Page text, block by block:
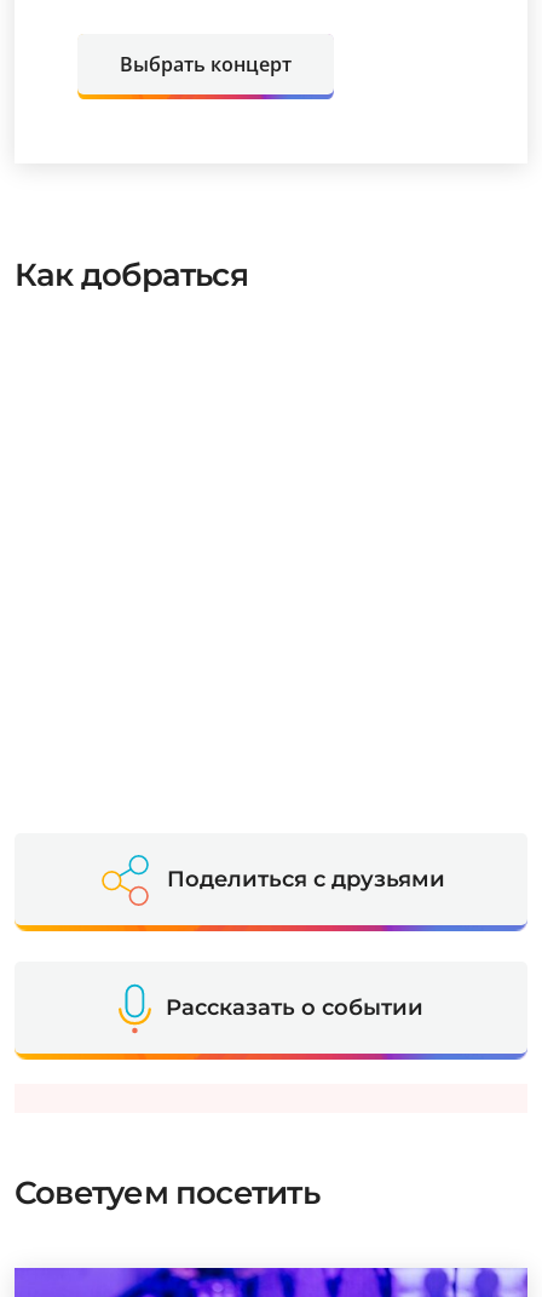
Выбрать концерт
Как добраться
Поделиться с друзьями
Рассказать о событии
Советуем посетить